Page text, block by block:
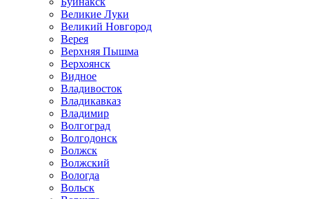
Великие Луки
Великий Новгород
Верея
Верхняя Пышма
Верхоянск
Видное
Владивосток
Владикавказ
Владимир
Волгоград
Волгодонск
Волжск
Волжский
Вологда
Вольск